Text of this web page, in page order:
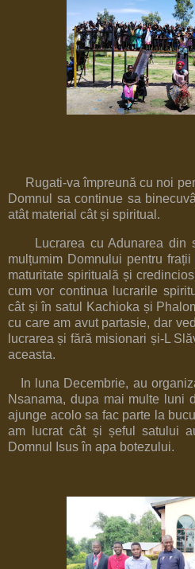
Rugati-va împreună cu noi
Domnul sa continue sa
atât material cât și spiritual.
Lucrarea cu Adunarea din
mulțumim Domnului pentru
maturitate spirituală și
cum vor continua lucrarile
cât și în satul Kachioka și
cu care am avut partasie, dar
lucrarea și fără misionari și-L
aceasta.
In luna Decembrie, au
Nsanama, dupa mai multe luni
ajunge acolo sa fac parte la
am lucrat cât și șeful satului
Domnul Isus în apa botezului.